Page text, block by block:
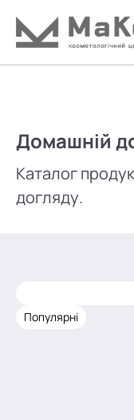
Домашній
Каталог
догляду.
Популярні